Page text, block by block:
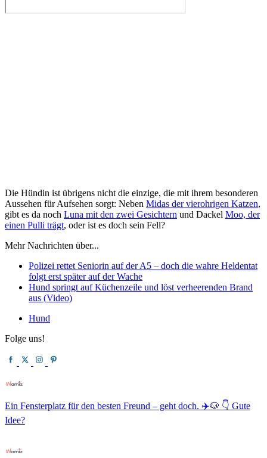
Die Hündin ist übrigens nicht die einzige, die mit ihrem besonderen
Aussehen für Aufsehen sorgt: Neben Midas der vierohrigen Katzen,
gibt es da noch Luna mit den zwei Gesichtern und Dackel Moo, der
einen Pulli trägt, oder ist es doch sein Fell?
Mehr Nachrichten über...
Polizei rettet Seniorin auf der A5 – doch die wahre Heldentat
folgt erst später auf der Wache
Hund springt auf Küchenzeile und löst verheerenden Brand
aus (Video)
Hund
Folge uns!
Ein Fensterplatz für den besten Freund – geht doch. ✈️🐶 👇 Gute
Idee?